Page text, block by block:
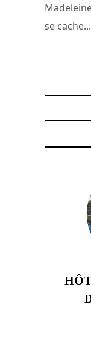
se cache...